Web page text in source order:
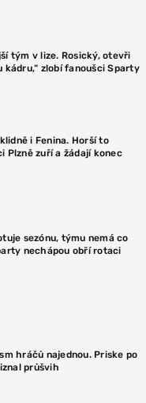
tým v lize. Rosický, otevři
kádru,“ zlobí fanoušci Sparty
i Fenina. Horší to
Plzně zuří a žádají konec
sezónu, týmu nemá co
nechápou obří rotaci
hráčů najednou. Priske po
průšvih